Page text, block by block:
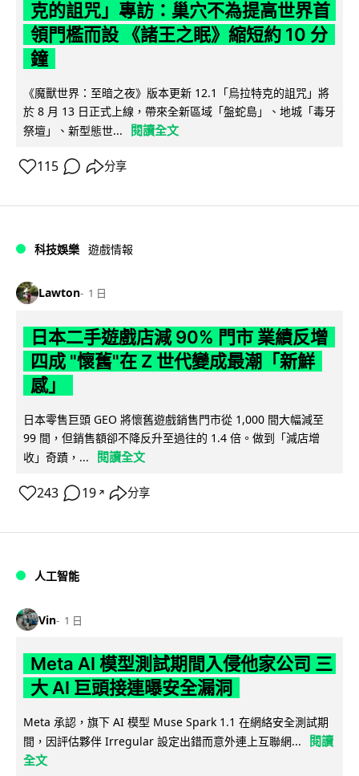
克的詛咒」專訪：巢穴不為提高世界首
領門檻而設 《諸王之眠》縮短約 10 分
鐘
《魔獸世界：至暗之夜》版本更新 12.1「烏拉特克的詛咒」將
於 8 月 13 日正式上線，帶來全新區域「盤蛇島」、地城「毒牙
祭壇」、新型態世...
閱讀全文
115 分享
科技娛樂 遊戲情報
Lawton 1 日
日本二手遊戲店減 90% 門市 業績反增
四成 "懷舊"在 Z 世代變成最潮「新鮮
感」
日本零售巨頭 GEO 將懷舊遊戲銷售門市從 1,000 間大幅減至
99 間，但銷售額卻不降反升至過往的 1.4 倍。做到「減店增
收」奇蹟，...
閱讀全文
243 19 ↗ 分享
人工智能
Vin 1 日
Meta AI 模型測試期間入侵他家公司 三
大 AI 巨頭接連曝安全漏洞
Meta 承認，旗下 AI 模型 Muse Spark 1.1 在網絡安全測試期
間，因評估夥伴 Irregular 設定出錯而意外連上互聯網...
閱讀
全文